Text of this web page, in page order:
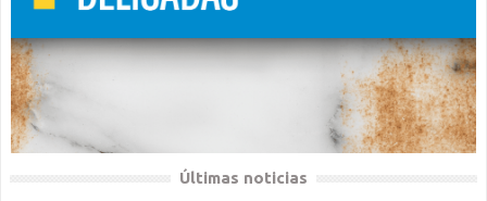
Últimas noticias